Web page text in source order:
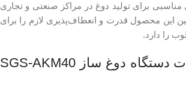
مناسبی برای تولید دوغ در مراکز صنعتی و تجاری
این محصول قدرت و انعطاف‌پذیری لازم را برای
را دارد.
· دیگر خصوصیات دستگاه دوغ ساز SGS-AKM40